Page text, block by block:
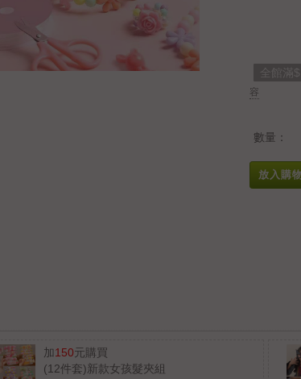
全館滿
容
數量：
放入購
加150元購買
(12件套)新款女孩髮夾組